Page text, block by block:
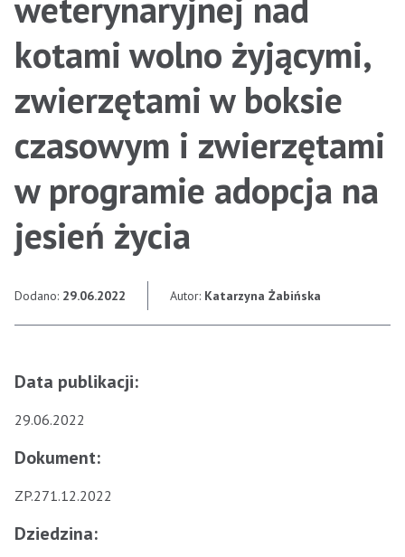
kotami wolno żyjącymi,
zwierzętami w boksie
czasowym i zwierzętami
w programie adopcja na
jesień życia
Dodano: 29.06.2022 Autor: Katarzyna Żabińska
Data publikacji:
29.06.2022
Dokument:
ZP.271.12.2022
Dziedzina: